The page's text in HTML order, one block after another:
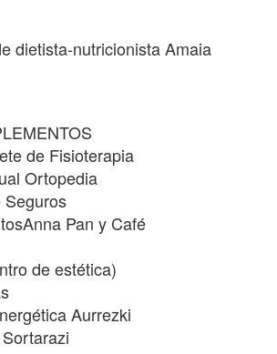
dietista-nutricionista Amaia
de Fisioterapia
Ortopedia
Seguros
Pan y Café
de estética)
Aurrezki